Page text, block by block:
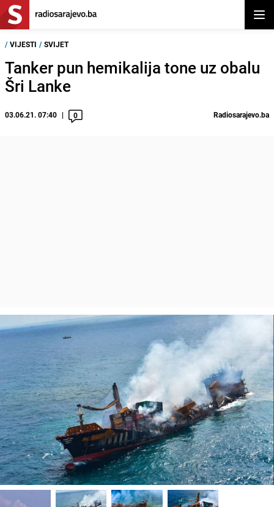
/ VIJESTI / SVIJET
Tanker pun hemikalija tone uz obalu
Šri Lanke
03.06.21. 07:40 0 Radiosarajevo.ba